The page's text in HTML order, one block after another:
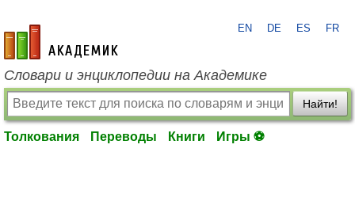
academic.ru
EN DE ES FR
Словари и энциклопедии на Академике
Найти!
Толкования Переводы Книги Игры ⚽